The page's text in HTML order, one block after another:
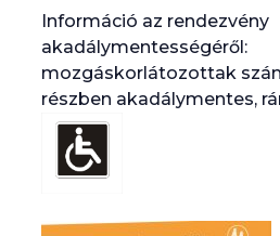
Információ az rendezvény
akadálymentességéről:
mozgáskorlátozottak
részben akadálymentes,